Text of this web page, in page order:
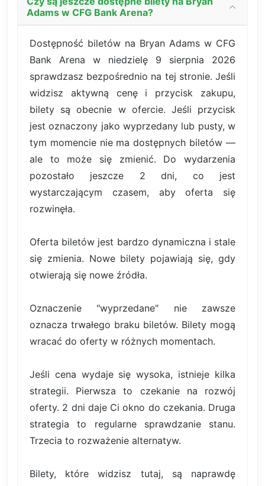
Adams w CFG Bank Arena?
Dostępność biletów na Bryan Adams w CFG
Bank Arena w niedzielę 9 sierpnia 2026
sprawdzasz bezpośrednio na tej stronie. Jeśli
widzisz aktywną cenę i przycisk zakupu,
bilety są obecnie w ofercie. Jeśli przycisk
jest oznaczony jako wyprzedany lub pusty, w
tym momencie nie ma dostępnych biletów —
ale to może się zmienić. Do wydarzenia
pozostało jeszcze 2 dni, co jest
wystarczającym czasem, aby oferta się
rozwinęła.
Oferta biletów jest bardzo dynamiczna i stale
się zmienia. Nowe bilety pojawiają się, gdy
otwierają się nowe źródła.
Oznaczenie "wyprzedane" nie zawsze
oznacza trwałego braku biletów. Bilety mogą
wracać do oferty w różnych momentach.
Jeśli cena wydaje się wysoka, istnieje kilka
strategii. Pierwsza to czekanie na rozwój
oferty. 2 dni daje Ci okno do czekania. Druga
strategia to regularne sprawdzanie stanu.
Trzecia to rozważenie alternatyw.
Bilety, które widzisz tutaj, są naprawdę